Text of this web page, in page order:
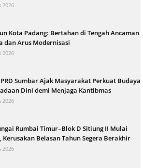
2026
Kota Padang: Bertahan di Tengah Ancaman
dan Arus Modernisasi
2026
Sumbar Ajak Masyarakat Perkuat Budaya
Dini demi Menjaga Kantibmas
2026
Rumbai Timur–Blok D Sitiung II Mulai
Kerusakan Belasan Tahun Segera Berakhir
2026